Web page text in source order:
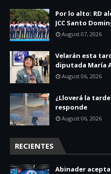
Por lo alto: RD
JCC Santo
August 07, 2026
Velarán esta
diputada María
August 06, 2026
¿Lloverá la
responde
August 06, 2026
RECIENTES
Abinader